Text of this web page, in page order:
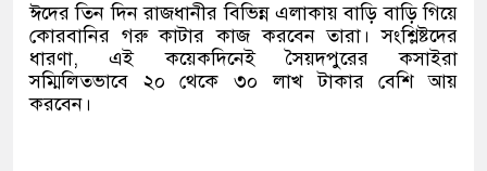
ঈদের তিন দিন রাজধানীর বিভিন্ন এলাকায় বাড়ি বাড়ি গিয়ে
কোরবানির গরু কাটার কাজ করবেন তারা। সংশ্লিষ্টদের
ধারণা, এই কয়েকদিনেই সৈয়দপুরের কসাইরা
সম্মিলিতভাবে ২০ থেকে ৩০ লাখ টাকার বেশি আয়
করবেন।